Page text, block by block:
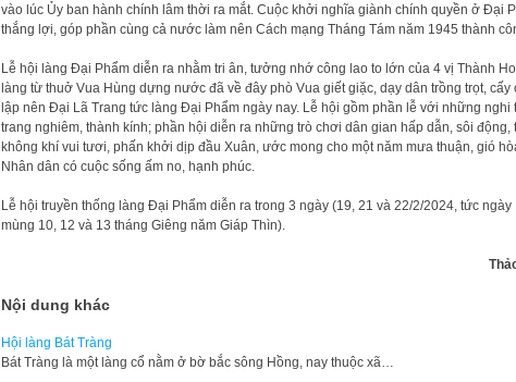
vào lúc Ủy ban hành chính lâm thời ra mắt. Cuộc khởi nghĩa giành chính quyền ở Đại
thắng lợi, góp phần cùng cả nước làm nên Cách mạng Tháng Tám năm 1945 thành
Lễ hội làng Đại Phẩm diễn ra nhằm tri ân, tưởng nhớ công lao to lớn của 4 vị Thành
làng từ thuở Vua Hùng dựng nước đã về đây phò Vua giết giặc, dạy dân trồng trọt, cấy
lập nên Đại Lã Trang tức làng Đại Phẩm ngày nay. Lễ hội gồm phần lễ với những nghi
trang nghiêm, thành kính; phần hội diễn ra những trò chơi dân gian hấp dẫn, sôi động,
không khí vui tươi, phấn khởi dịp đầu Xuân, ước mong cho một năm mưa thuận, gió
Nhân dân có cuộc sống ấm no, hạnh phúc.
Lễ hội truyền thống làng Đại Phẩm diễn ra trong 3 ngày (19, 21 và 22/2/2024, tức ngày
mùng 10, 12 và 13 tháng Giêng năm Giáp Thìn).
Nội dung khác
Hội làng Bát Tràng
Bát Tràng là một làng cổ nằm ở bờ bắc sông Hồng, nay thuộc xã…